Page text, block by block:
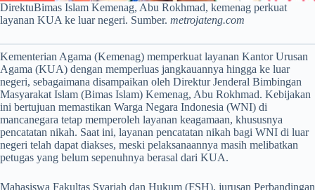
DirektuBimas Islam Kemenag, Abu Rokhmad, kemenag perkuat
layanan KUA ke luar negeri. Sumber. metrojateng.com
Kementerian Agama (Kemenag) memperkuat layanan Kantor Urusan
Agama (KUA) dengan memperluas jangkauannya hingga ke luar
negeri, sebagaimana disampaikan oleh Direktur Jenderal Bimbingan
Masyarakat Islam (Bimas Islam) Kemenag, Abu Rokhmad. Kebijakan
ini bertujuan memastikan Warga Negara Indonesia (WNI) di
mancanegara tetap memperoleh layanan keagamaan, khususnya
pencatatan nikah. Saat ini, layanan pencatatan nikah bagi WNI di luar
negeri telah dapat diakses, meski pelaksanaannya masih melibatkan
petugas yang belum sepenuhnya berasal dari KUA.
Mahasiswa Fakultas Syariah dan Hukum (FSH), jurusan Perbandingan